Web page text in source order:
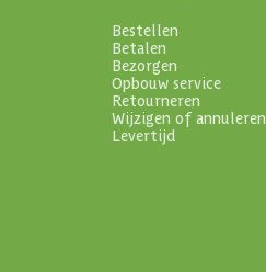
Bestellen
Betalen
Bezorgen
Opbouw service
Retourneren
Wijzigen of annuleren
Levertijd